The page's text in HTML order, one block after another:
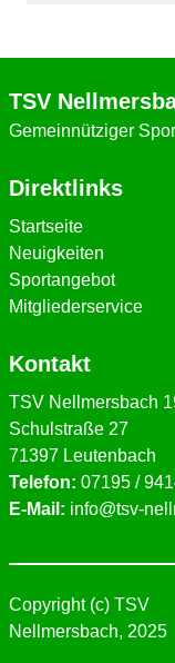
TSV
Gemeinnütziger
Direktlinks
Startseite
Neuigkeiten
Sportangebot
Mitgliederservice
Kontakt
TSV Nellmersbach
Schulstraße 27
71397 Leutenbach
Telefon: 07195 /
E-Mail: info@tsv-
Copyright (c) TSV
Nellmersbach, 2025